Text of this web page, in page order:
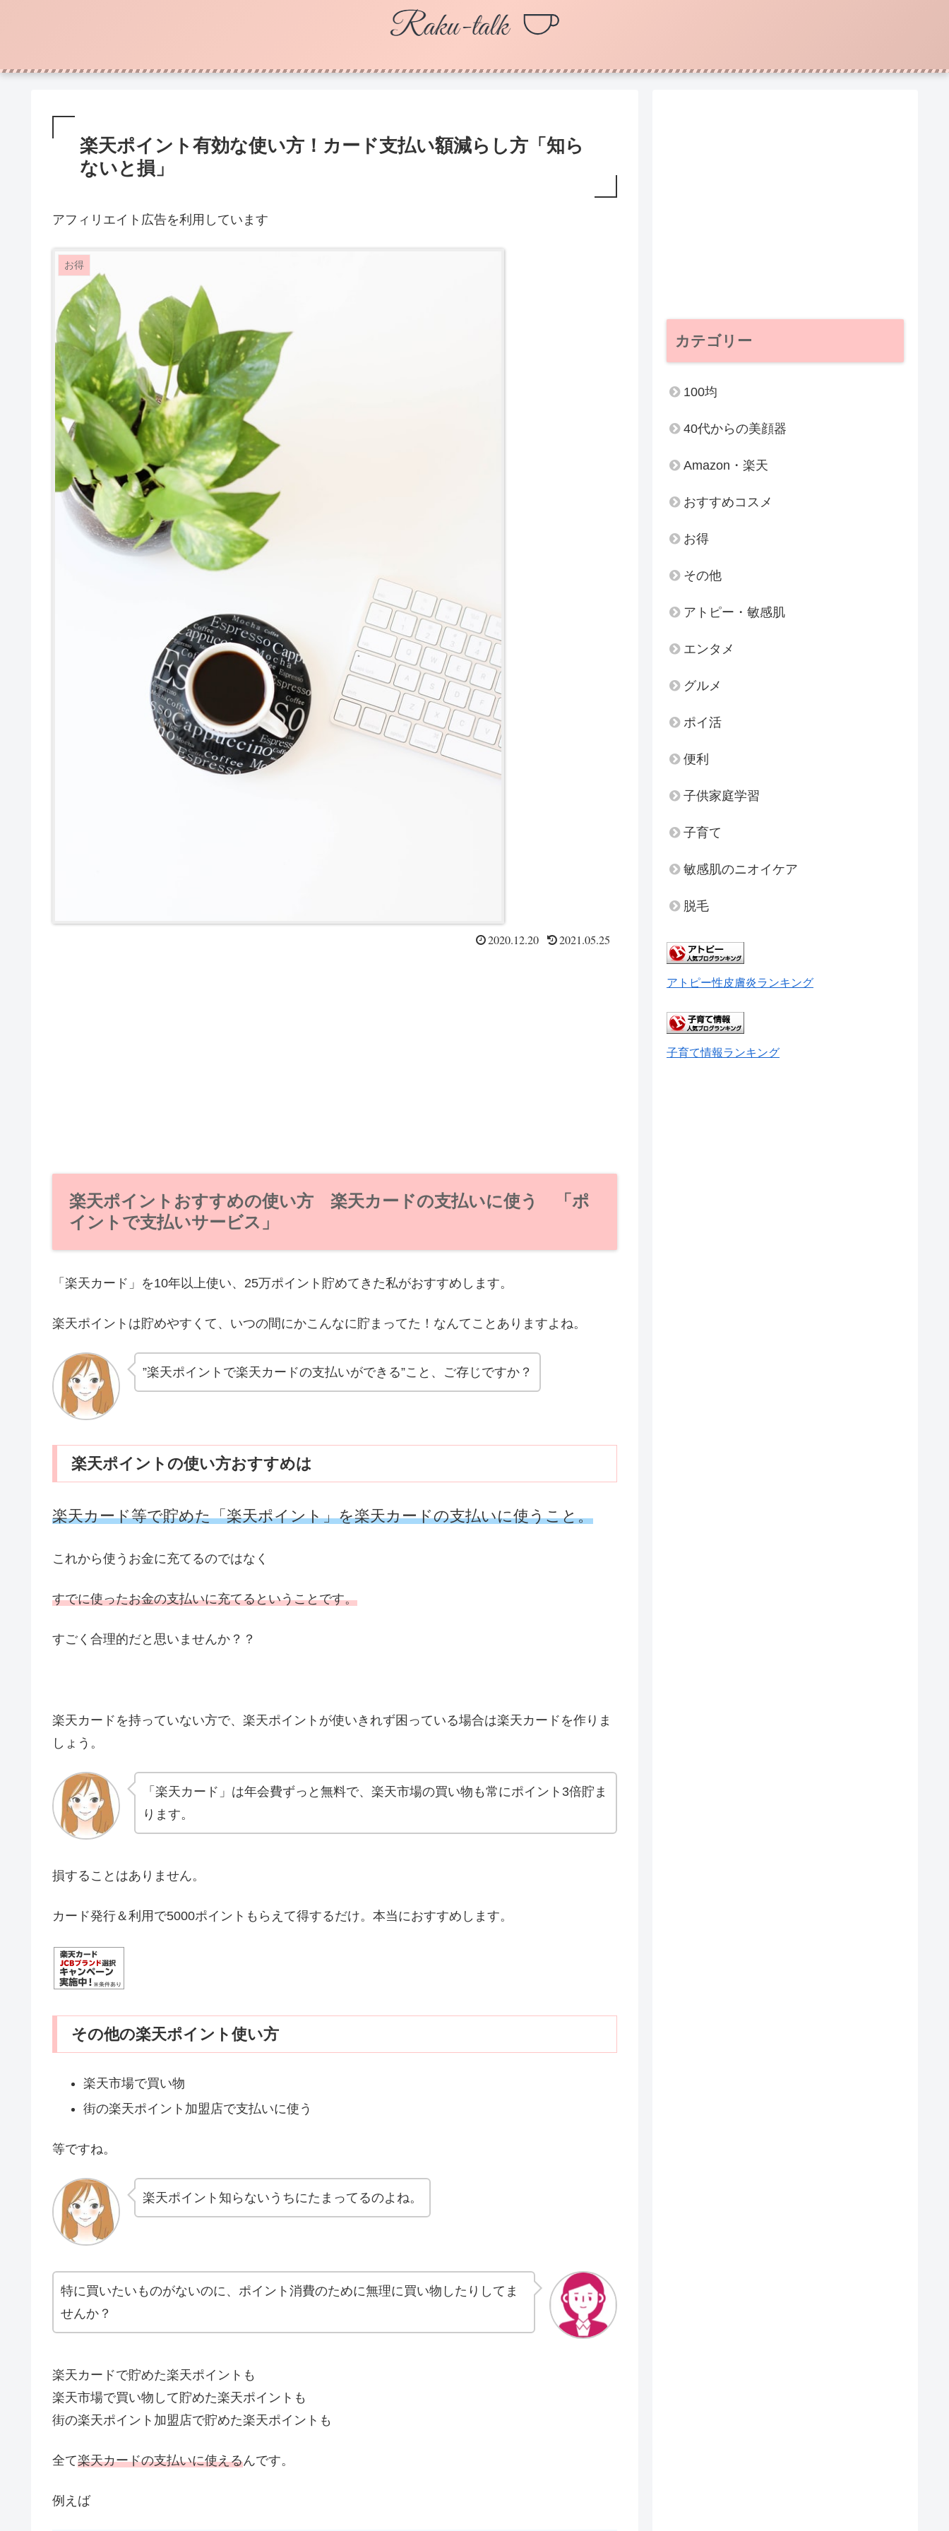
楽天ポイント有効な使い方！カード支払い額減らし方「知ら
ないと損」
アフィリエイト広告を利用しています
お得
2020.12.20 2021.05.25
楽天ポイントおすすめの使い方 楽天カードの支払いに使う 「ポ
イントで支払いサービス」
「楽天カード」を10年以上使い、25万ポイント貯めてきた私がおすすめします。
楽天ポイントは貯めやすくて、いつの間にかこんなに貯まってた！なんてことありますよね。
”楽天ポイントで楽天カードの支払いができる”こと、ご存じですか？
楽天ポイントの使い方おすすめは
楽天カード等で貯めた「楽天ポイント」を楽天カードの支払いに使うこと。
これから使うお金に充てるのではなく
すでに使ったお金の支払いに充てるということです。
すごく合理的だと思いませんか？？
楽天カードを持っていない方で、楽天ポイントが使いきれず困っている場合は楽天カードを作りま
しょう。
「楽天カード」は年会費ずっと無料で、楽天市場の買い物も常にポイント3倍貯ま
ります。
損することはありません。
カード発行＆利用で5000ポイントもらえて得するだけ。本当におすすめします。
その他の楽天ポイント使い方
楽天市場で買い物
街の楽天ポイント加盟店で支払いに使う
等ですね。
楽天ポイント知らないうちにたまってるのよね。
特に買いたいものがないのに、ポイント消費のために無理に買い物したりしてま
せんか？
楽天カードで貯めた楽天ポイントも
楽天市場で買い物して貯めた楽天ポイントも
街の楽天ポイント加盟店で貯めた楽天ポイントも
全て楽天カードの支払いに使えるんです。
例えば
カテゴリー
100均
40代からの美顔器
Amazon・楽天
おすすめコスメ
お得
その他
アトピー・敏感肌
エンタメ
グルメ
ポイ活
便利
子供家庭学習
子育て
敏感肌のニオイケア
脱毛
アトピー性皮膚炎ランキング
子育て情報ランキング